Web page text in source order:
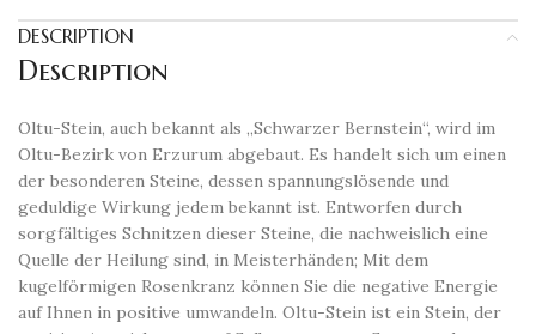
DESCRIPTION
Description
Oltu-Stein, auch bekannt als „Schwarzer Bernstein“, wird im
Oltu-Bezirk von Erzurum abgebaut. Es handelt sich um einen
der besonderen Steine, dessen spannungslösende und
geduldige Wirkung jedem bekannt ist. Entworfen durch
sorgfältiges Schnitzen dieser Steine, die nachweislich eine
Quelle der Heilung sind, in Meisterhänden; Mit dem
kugelförmigen Rosenkranz können Sie die negative Energie
auf Ihnen in positive umwandeln. Oltu-Stein ist ein Stein, der